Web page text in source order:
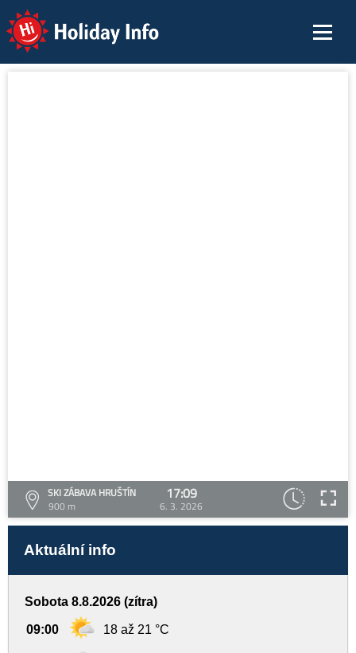
Holiday Info
SKI ZÁBAVA HRUŠTÍN
900 m
17:09
6. 3. 2026
Aktuální info
Sobota 8.8.2026 (zítra)
09:00 18 až 21 °C